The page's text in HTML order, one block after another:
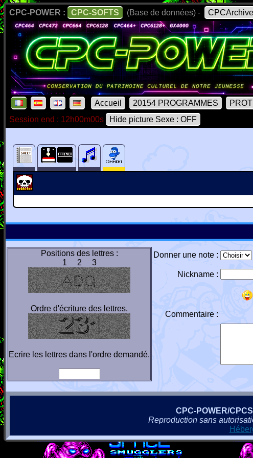
CPC-POWER : CPC-SOFTS (Base de données) -
Accueil 20154 PROGRAMMES
Session end : 12h00m00s
Hide picture Sexe : OFF
Positions des lettres :
1 2 3
Ordre d'écriture des lettres.
Ecrire les lettres dans l'ordre demandé.
Donner une note :
Nickname :
Commentaire :
CPC-POWER/
Reproduction sans